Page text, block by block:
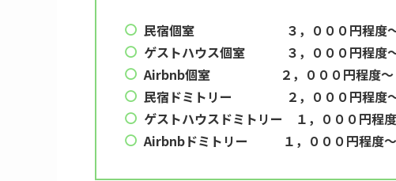
民宿個室 ３，０００円程度
ゲストハウス個室 ３，０００円程度
Airbnb個室 ２，０００円程度～
民宿ドミトリー ２，０００円程度
ゲストハウスドミトリー １，０００円程
Airbnbドミトリー １，０００円程度～